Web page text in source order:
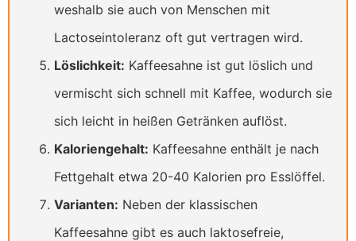
weshalb sie auch von Menschen mit
Lactoseintoleranz oft gut vertragen wird.
Löslichkeit: Kaffeesahne ist gut löslich und
vermischt sich schnell mit Kaffee, wodurch sie
sich leicht in heißen Getränken auflöst.
Kaloriengehalt: Kaffeesahne enthält je nach
Fettgehalt etwa 20-40 Kalorien pro Esslöffel.
Varianten: Neben der klassischen
Kaffeesahne gibt es auch laktosefreie,